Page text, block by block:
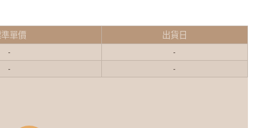
單價
出貨日
-
-
-
-